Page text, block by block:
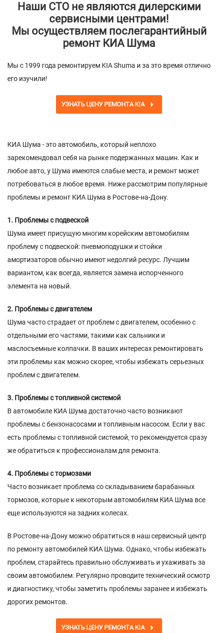
Наши СТО не являются дилерскими
сервисными центрами!
Мы осуществляем послегарантийный
ремонт КИА Шума
Мы с 1999 года ремонтируем KIA Shuma и за это время отлично
его изучили!
УЗНАТЬ ЦЕНУ РЕМОНТА KIA
КИА Шума - это автомобиль, который неплохо
зарекомендовал себя на рынке подержанных машин. Как и
любое авто, у Шума имеются слабые места, и ремонт может
потребоваться в любое время. Ниже рассмотрим популярные
проблемы и ремонт КИА Шума в Ростове-на-Дону.
1. Проблемы с подвеской
Шума имеет присущую многим корейским автомобилям
проблему с подвеской: пневмоподушки и стойки
амортизаторов обычно имеют недолгий ресурс. Лучшим
вариантом, как всегда, является замена испорченного
элемента на новый.
2. Проблемы с двигателем
Шума часто страдает от проблем с двигателем, особенно с
отдельными его частями, такими как сальники и
маслосъемные колпачки. В ваших интересах ремонтировать
эти проблемы как можно скорее, чтобы избежать серьезных
проблем с двигателем.
3. Проблемы с топливной системой
В автомобиле КИА Шума достаточно часто возникают
проблемы с бензонасосами и топливным насосом. Если у вас
есть проблемы с топливной системой, то рекомендуется сразу
же обратиться к профессионалам для ремонта.
4. Проблемы с тормозами
Часто возникает проблема со складыванием барабанных
тормозов, которые к некоторым автомобилям КИА Шума все
еще используются на задних колесах.
В Ростове-на-Дону можно обратиться в наш сервисный центр
по ремонту автомобилей КИА Шума. Однако, чтобы избежать
проблем, старайтесь правильно обслуживать и ухаживать за
своим автомобилем. Регулярно проводите технический осмотр
и диагностику, чтобы заметить проблемы заранее и избежать
дорогих ремонтов.
УЗНАТЬ ЦЕНУ РЕМОНТА KIA